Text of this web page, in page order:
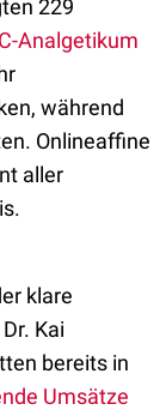
229
Analgetikum
während
Onlineaffine
aller
klare
Kai
bereits in
Umsätze